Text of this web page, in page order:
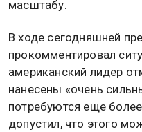
масштабу.
В ходе сегодняшней
прокомментировал
американский лидер
нанесены «очень
потребуются еще
допустил, что этого